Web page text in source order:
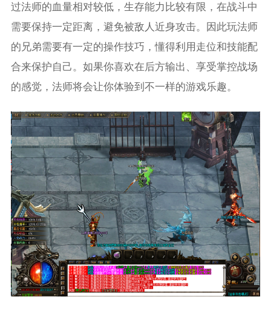
过法师的血量相对较低，生存能力比较有限，在战斗中
需要保持一定距离，避免被敌人近身攻击。因此玩法师
的兄弟需要有一定的操作技巧，懂得利用走位和技能配
合来保护自己。如果你喜欢在后方输出、享受掌控战场
的感觉，法师将会让你体验到不一样的游戏乐趣。